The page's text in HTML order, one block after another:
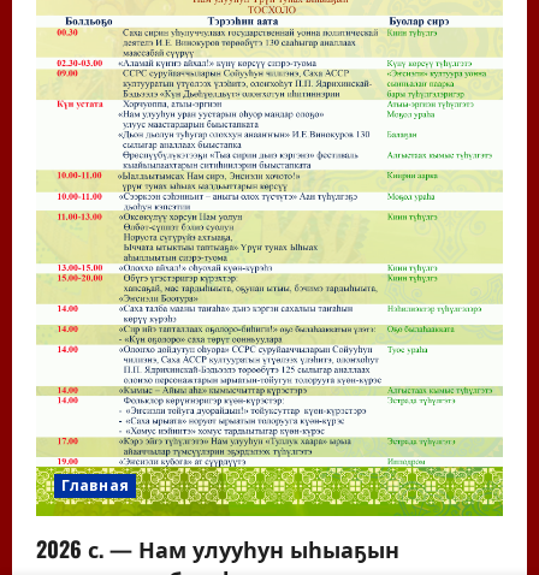
Главная
2026 с. — Нам улууһун ыһыаҕын